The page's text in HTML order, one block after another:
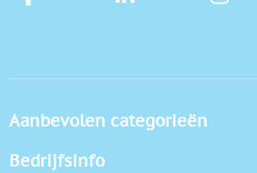
Aanbevolen categorieën
Bedrijfsinfo